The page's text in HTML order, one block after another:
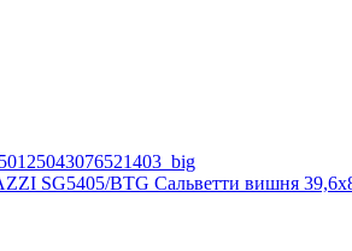
SG5405/BTG Сальветти вишня